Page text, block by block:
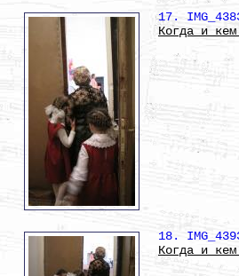
17.
Когда и кем
18.
Когда и кем